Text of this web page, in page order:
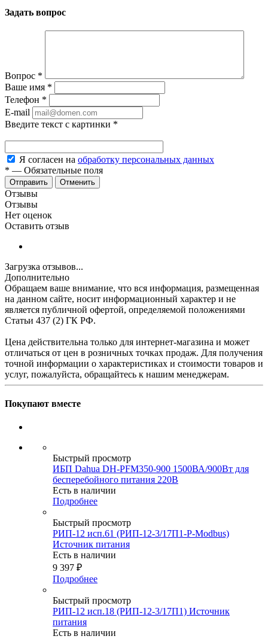
Задать вопрос
Вопрос *
Ваше имя *
Телефон *
E-mail
Введите текст с картинки *
Я согласен на обработку персональных данных
* — Обязательные поля
Отменить
Отзывы
Отзывы
Нет оценок
Оставить отзыв
Загрузка отзывов...
Дополнительно
Обращаем ваше внимание, что вся информация, размещенная
на данном сайте, носит информационный характер и не
является публичной офертой, определяемой положениями
Статьи 437 (2) ГК РФ.
Цена действительна только для интернет-магазина и может
отличаться от цен в розничных точках продаж. Для получения
точной информации о характеристиках и стоимости товаров и
услуг, пожалуйста, обращайтесь к нашим менеджерам.
Покупают вместе
Быстрый просмотр
ИБП Dahua DH-PFM350-900 1500ВА/900Вт для
бесперебойного питания 220В
Есть в наличии
Подробнее
Быстрый просмотр
РИП-12 исп.61 (РИП-12-3/17П1-Р-Modbus)
Источник питания
Есть в наличии
9 397 ₽
Подробнее
Быстрый просмотр
РИП-12 исп.18 (РИП-12-3/17П1) Источник
питания
Есть в наличии